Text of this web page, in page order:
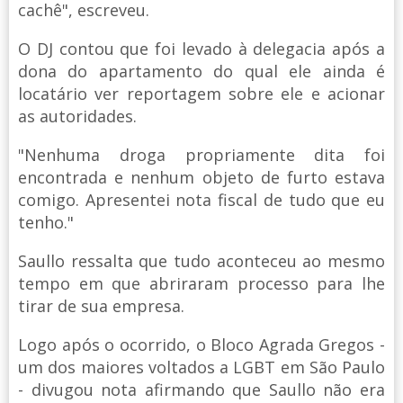
cachê", escreveu.
O DJ contou que foi levado à delegacia após a
dona do apartamento do qual ele ainda é
locatário ver reportagem sobre ele e acionar
as autoridades.
"Nenhuma droga propriamente dita foi
encontrada e nenhum objeto de furto estava
comigo. Apresentei nota fiscal de tudo que eu
tenho."
Saullo ressalta que tudo aconteceu ao mesmo
tempo em que abriraram processo para lhe
tirar de sua empresa.
Logo após o ocorrido, o Bloco Agrada Gregos -
um dos maiores voltados a LGBT em São Paulo
- divugou nota afirmando que Saullo não era